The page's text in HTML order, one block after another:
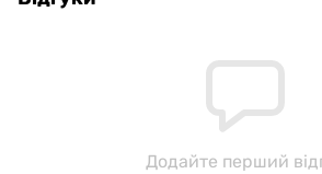
Додайте перший